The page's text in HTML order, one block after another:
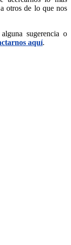
otros de lo que nos
sugerencia o
aquí.